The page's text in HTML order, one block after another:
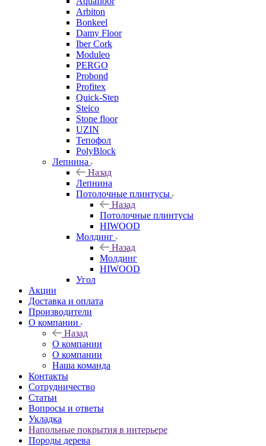
Arbiton
Bonkeel
Damy Floor
Iber Cork
Moduleo
PERGO
Probond
Profitex
Quick-Step
Steico
Stone floor
UZIN
Тепофол
PolyBlock
Лепнина
Назад
Лепнина
Потолочные плинтусы
Назад
Потолочные плинтусы
HIWOOD
Молдинг
Назад
Молдинг
HIWOOD
Угол
Акции
Доставка и оплата
Производители
О компании
Назад
О компании
О компании
Наша команда
Контакты
Сотрудничество
Статьи
Вопросы и ответы
Укладка
Напольные покрытия в интерьере
Породы дерева